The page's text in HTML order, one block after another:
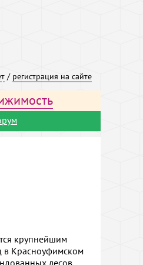
/ регистрация на сайте
крупнейшим
в Красноуфимском